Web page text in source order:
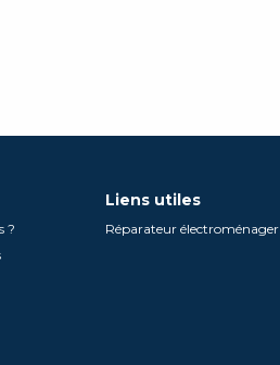
?
Liens utiles
Réparateur électroménager